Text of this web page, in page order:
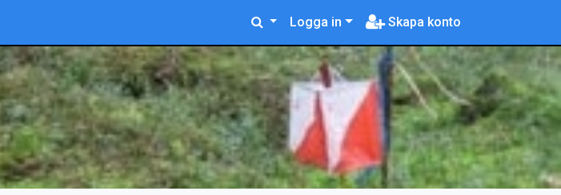
Logga in Skapa konto